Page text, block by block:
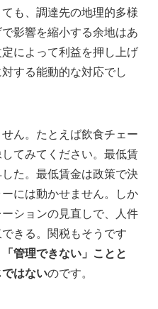
も、調達先の地理的多様
影響を縮小する余地はあ
によって利益を押し上げ
する能動的な対応でし
ん。たとえば飲食チェー
てみてください。最低賃
た。最低賃金は政策で決
には動かせません。しか
ションの見直しで、人件
きる。関税もそうです
「管理できない」ことと
ではないのです。